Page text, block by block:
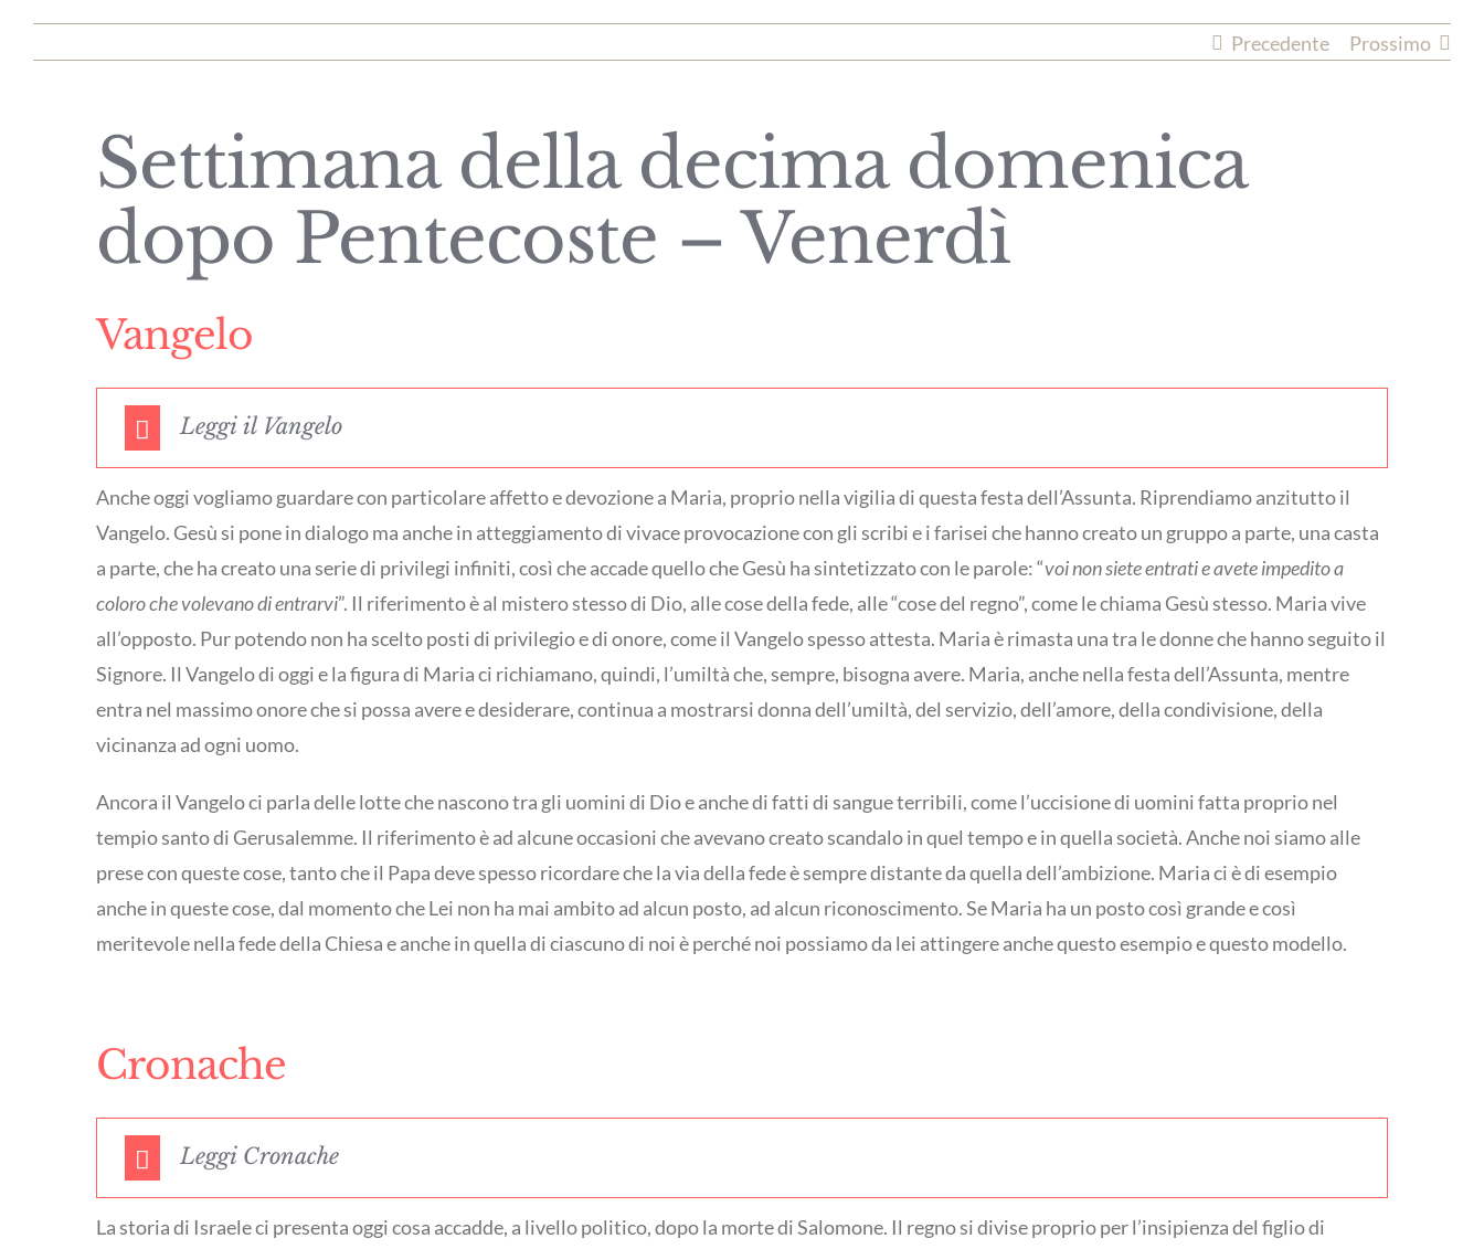
Precedente Prossimo
Settimana della decima domenica
dopo Pentecoste – Venerdì
Vangelo
Leggi il Vangelo
Anche oggi vogliamo guardare con particolare affetto e devozione a Maria, proprio nella vigilia di questa festa dell’Assunta. Riprendiamo anzitutto il
Vangelo. Gesù si pone in dialogo ma anche in atteggiamento di vivace provocazione con gli scribi e i farisei che hanno creato un gruppo a parte, una casta
a parte, che ha creato una serie di privilegi infiniti, così che accade quello che Gesù ha sintetizzato con le parole: “voi non siete entrati e avete impedito a
coloro che volevano di entrarvi”. Il riferimento è al mistero stesso di Dio, alle cose della fede, alle “cose del regno”, come le chiama Gesù stesso. Maria vive
all’opposto. Pur potendo non ha scelto posti di privilegio e di onore, come il Vangelo spesso attesta. Maria è rimasta una tra le donne che hanno seguito il
Signore. Il Vangelo di oggi e la figura di Maria ci richiamano, quindi, l’umiltà che, sempre, bisogna avere. Maria, anche nella festa dell’Assunta, mentre
entra nel massimo onore che si possa avere e desiderare, continua a mostrarsi donna dell’umiltà, del servizio, dell’amore, della condivisione, della
vicinanza ad ogni uomo.
Ancora il Vangelo ci parla delle lotte che nascono tra gli uomini di Dio e anche di fatti di sangue terribili, come l’uccisione di uomini fatta proprio nel
tempio santo di Gerusalemme. Il riferimento è ad alcune occasioni che avevano creato scandalo in quel tempo e in quella società. Anche noi siamo alle
prese con queste cose, tanto che il Papa deve spesso ricordare che la via della fede è sempre distante da quella dell’ambizione. Maria ci è di esempio
anche in queste cose, dal momento che Lei non ha mai ambito ad alcun posto, ad alcun riconoscimento. Se Maria ha un posto così grande e così
meritevole nella fede della Chiesa e anche in quella di ciascuno di noi è perché noi possiamo da lei attingere anche questo esempio e questo modello.
Cronache
Leggi Cronache
La storia di Israele ci presenta oggi cosa accadde, a livello politico, dopo la morte di Salomone. Il regno si divise proprio per l’insipienza del figlio di